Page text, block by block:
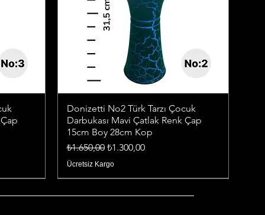
Donizetti No2 Türk Tarzı Çocuk
Darbukası Mavi Çatlak Renk Çap
15cm Boy 28cm Kop
Normal Fiyat
₺1.650,00 İndirimli Fiyat
₺1.300,00
Ücretsiz Kargo